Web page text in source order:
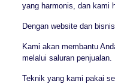
yang harmonis, dan kami
Dengan website dan
Kami akan membantu
melalui saluran penjualan.
Teknik yang kami pakai